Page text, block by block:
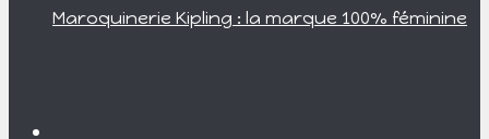
Maroquinerie Kipling : la marque 100% féminine